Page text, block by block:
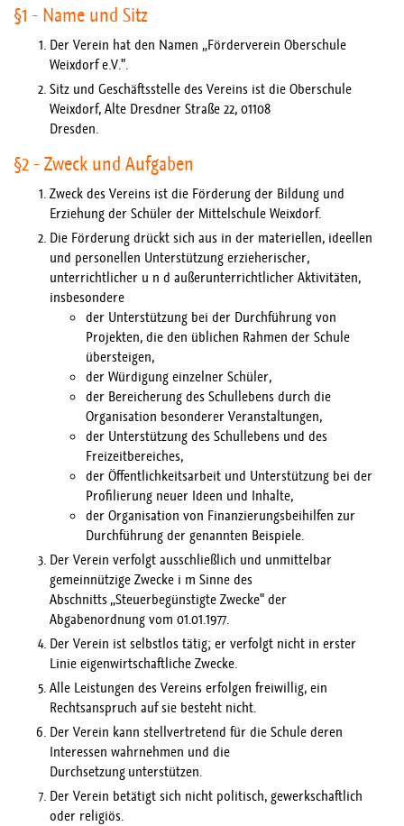
§1 - Name und Sitz
Der Verein hat den Namen „Förderverein Oberschule
Weixdorf e.V.".
Sitz und Geschäftsstelle des Vereins ist die Oberschule
Weixdorf, Alte Dresdner Straße 22, 01108
Dresden.
§2 - Zweck und Aufgaben
Zweck des Vereins ist die Förderung der Bildung und
Erziehung der Schüler der Mittelschule Weixdorf.
Die Förderung drückt sich aus in der materiellen, ideellen
und personellen Unterstützung erzieherischer,
unterrichtlicher u n d außerunterrichtlicher Aktivitäten,
insbesondere
der Unterstützung bei der Durchführung von
Projekten, die den üblichen Rahmen der Schule
übersteigen,
der Würdigung einzelner Schüler,
der Bereicherung des Schullebens durch die
Organisation besonderer Veranstaltungen,
der Unterstützung des Schullebens und des
Freizeitbereiches,
der Öffentlichkeitsarbeit und Unterstützung bei der
Profilierung neuer Ideen und Inhalte,
der Organisation von Finanzierungsbeihilfen zur
Durchführung der genannten Beispiele.
Der Verein verfolgt ausschließlich und unmittelbar
gemeinnützige Zwecke i m Sinne des
Abschnitts „Steuerbegünstigte Zwecke" der
Abgabenordnung vom 01.01.1977.
Der Verein ist selbstlos tätig; er verfolgt nicht in erster
Linie eigenwirtschaftliche Zwecke.
Alle Leistungen des Vereins erfolgen freiwillig, ein
Rechtsanspruch auf sie besteht nicht.
Der Verein kann stellvertretend für die Schule deren
Interessen wahrnehmen und die
Durchsetzung unterstützen.
Der Verein betätigt sich nicht politisch, gewerkschaftlich
oder religiös.